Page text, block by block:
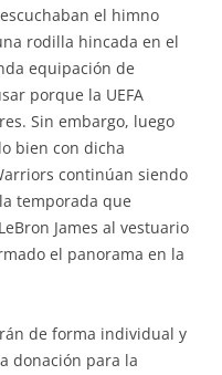
el himno
rodilla hincada en el
equipación de
porque la UEFA
Sin embargo, luego
bien con dicha
continúan siendo
temporada que
James al vestuario
el panorama en la
de forma individual y
donación para la